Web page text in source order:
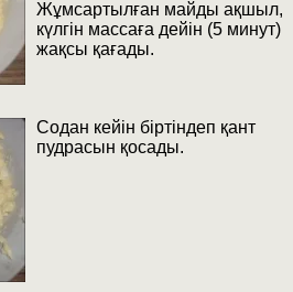
Жұмсартылған майды ақшыл,
күлгін массаға дейін (5 минут)
жақсы қағады.
Содан кейін біртіндеп қант
пудрасын қосады.